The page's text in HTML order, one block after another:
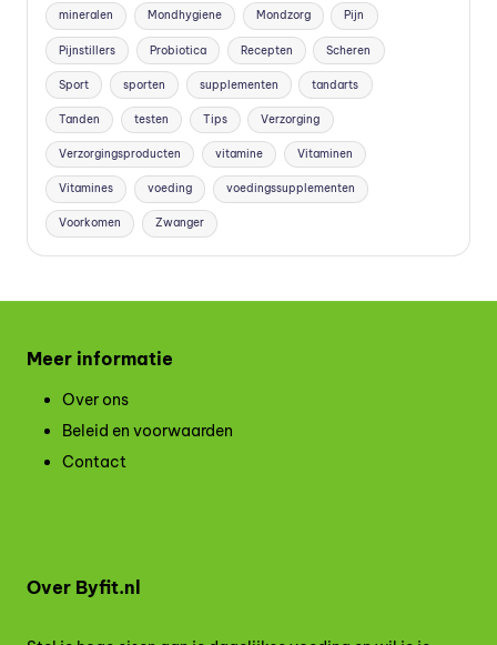
mineralen Mondhygiene Mondzorg Pijn
Pijnstillers Probiotica Recepten Scheren
Sport sporten supplementen tandarts
Tanden testen Tips Verzorging
Verzorgingsproducten vitamine Vitaminen
Vitamines voeding voedingssupplementen
Voorkomen Zwanger
Meer informatie
Over ons
Beleid en voorwaarden
Contact
Over Byfit.nl